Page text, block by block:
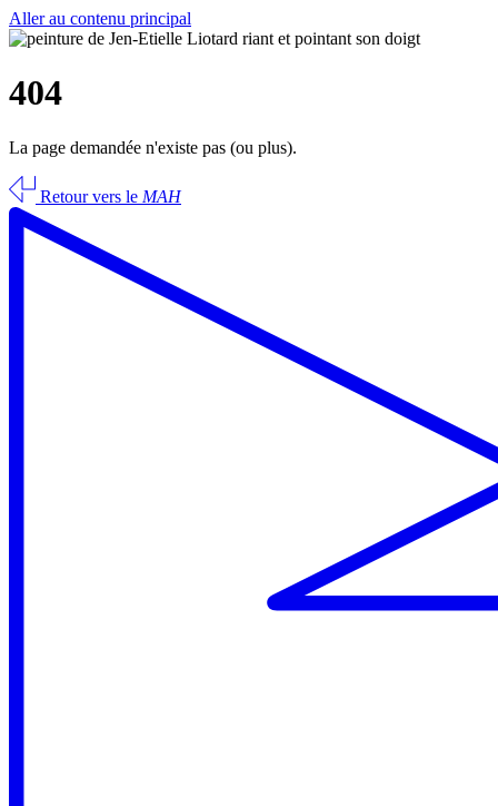
Aller au contenu principal
404
La page demandée n'existe pas (ou plus).
Retour vers le MAH